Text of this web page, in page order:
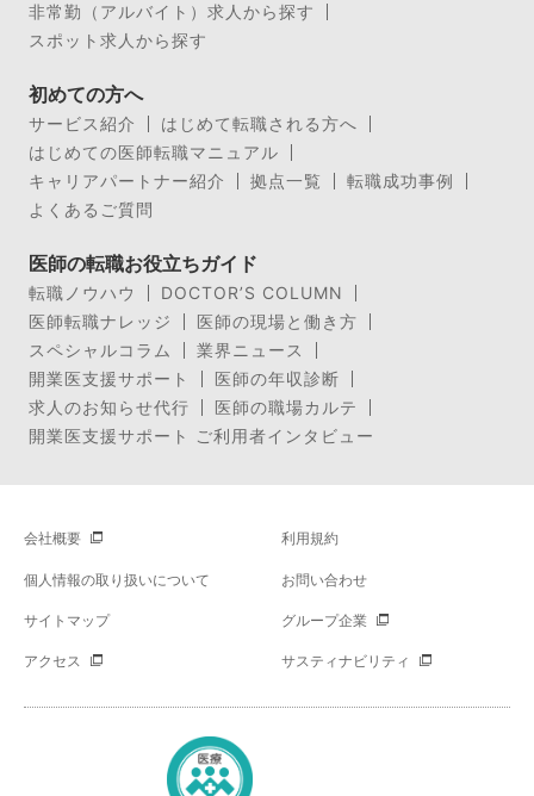
非常勤（アルバイト）求人から探す
スポット求人から探す
初めての方へ
サービス紹介
はじめて転職される方へ
はじめての医師転職マニュアル
キャリアパートナー紹介
拠点一覧
転職成功事例
よくあるご質問
医師の転職お役立ちガイド
転職ノウハウ
DOCTOR’S COLUMN
医師転職ナレッジ
医師の現場と働き方
スペシャルコラム
業界ニュース
開業医支援サポート
医師の年収診断
求人のお知らせ代行
医師の職場カルテ
開業医支援サポート ご利用者インタビュー
会社概要 利用規約
個人情報の取り扱いについて お問い合わせ
サイトマップ グループ企業
アクセス サスティナビリティ